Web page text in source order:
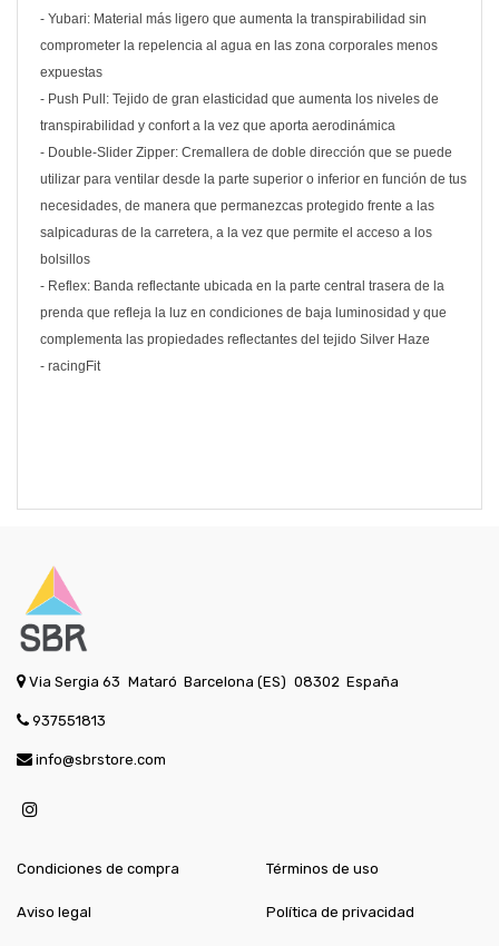
- Yubari: Material más ligero que aumenta la transpirabilidad sin
comprometer la repelencia al agua en las zona corporales menos
expuestas
- Push Pull: Tejido de gran elasticidad que aumenta los niveles de
transpirabilidad y confort a la vez que aporta aerodinámica
- Double-Slider Zipper: Cremallera de doble dirección que se puede
utilizar para ventilar desde la parte superior o inferior en función de tus
necesidades, de manera que permanezcas protegido frente a las
salpicaduras de la carretera, a la vez que permite el acceso a los
bolsillos
- Reflex: Banda reflectante ubicada en la parte central trasera de la
prenda que refleja la luz en condiciones de baja luminosidad y que
complementa las propiedades reflectantes del tejido Silver Haze
- racingFit
Via Sergia 63 Mataró Barcelona (ES) 08302 España
937551813
info@sbrstore.com
Condiciones de compra
Aviso legal
Términos de uso
Política de privacidad